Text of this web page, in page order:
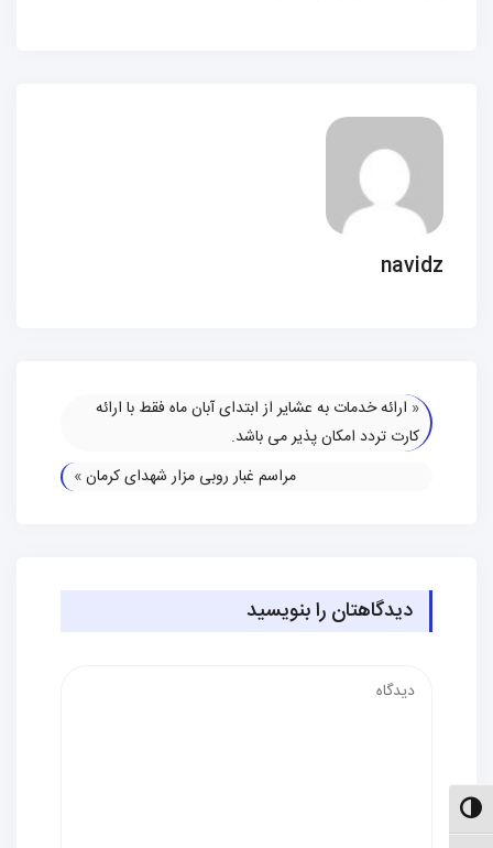
حالت کنتراست بالا
navidz
« ارائه خدمات به عشایر از ابتدای آبان ماه فقط با ارائه
کارت تردد امکان پذیر می باشد.
مراسم غبار روبی مزار شهدای کرمان»
دیدگاهتان را بنویسید